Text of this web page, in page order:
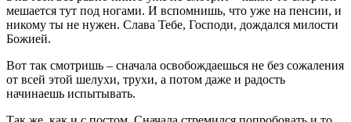
мешается тут под ногами. И вспомнишь, что уже на пенсии, и
никому ты не нужен. Слава Тебе, Господи, дождался милости
Божией.
Вот так смотришь – сначала освобождаешься не без сожаления
от всей этой шелухи, трухи, а потом даже и радость
начинаешь испытывать.